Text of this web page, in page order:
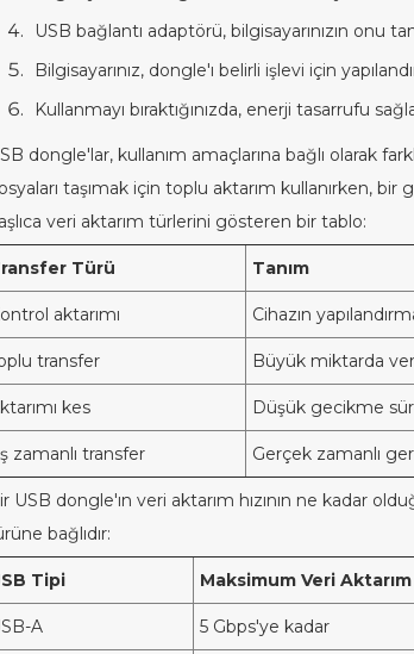
USB bağlantı adaptörü, bilgisayarınızın onu
Bilgisayarınız, dongle'ı belirli işlevi için
Kullanmayı bıraktığınızda, enerji tasarrufu
dongle'lar, kullanım amaçlarına bağlı olarak
taşımak için toplu aktarım kullanırken, bir
veri aktarım türlerini gösteren bir tablo:
Türü Tanım
aktarımı Cihazın
transfer Büyük miktarda
kes Düşük gecikme
zamanlı transfer Gerçek zamanlı
USB dongle'ın veri aktarım hızının ne kadar
bağlıdır:
Tipi Maksimum Veri Aktarım
A 5 Gbps'ye kadar